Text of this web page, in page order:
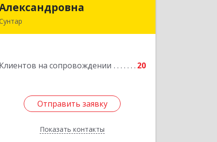
Клиентов на сопровождении 20
Отправить заявку
Показать контакты
Александровна
Отправить заявку
Назад